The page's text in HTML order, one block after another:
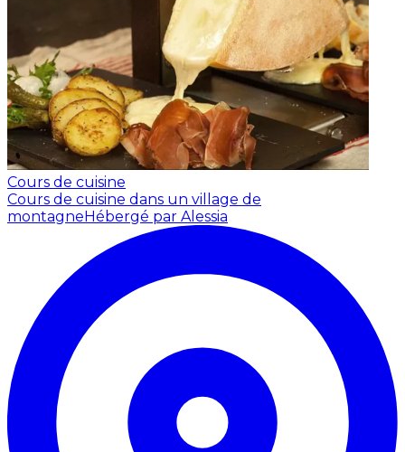
Cours de cuisine
Cours de cuisine dans un village de
montagne Hébergé par Alessia